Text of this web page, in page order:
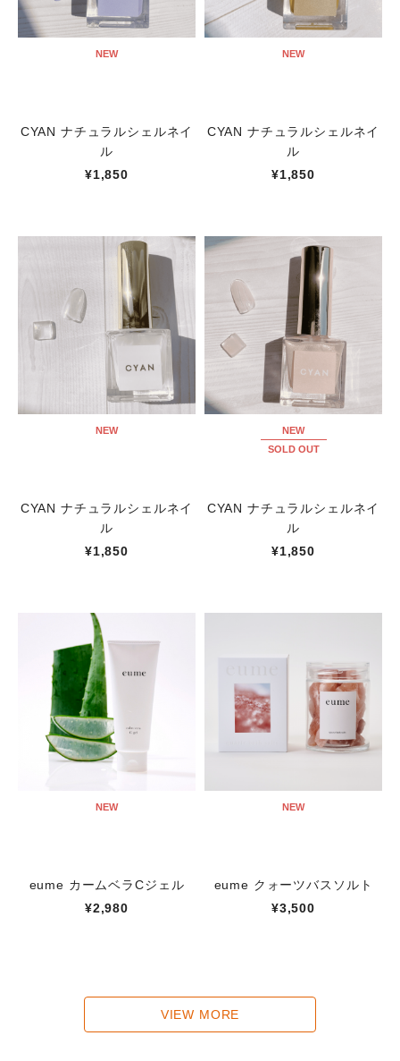
NEW
CYAN ナチュラルシェルネイ
ル
¥1,850
NEW
CYAN ナチュラルシェルネイ
ル
¥1,850
NEW
CYAN ナチュラルシェルネイ
ル
¥1,850
NEW
SOLD OUT
CYAN ナチュラルシェルネイ
ル
¥1,850
NEW
eume カームベラCジェル
¥2,980
NEW
eume クォーツバスソルト
¥3,500
VIEW MORE